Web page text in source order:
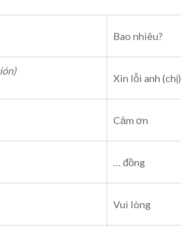
Bao nhiêu?
Xin lỗi anh (chị)
Cảm ơn
… đồng
Vui lòng